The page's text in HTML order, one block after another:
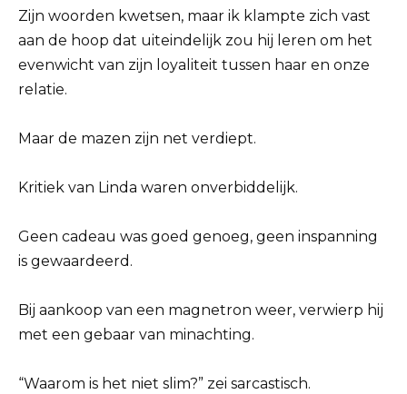
Zijn woorden kwetsen, maar ik klampte zich vast
aan de hoop dat uiteindelijk zou hij leren om het
evenwicht van zijn loyaliteit tussen haar en onze
relatie.
Maar de mazen zijn net verdiept.
Kritiek van Linda waren onverbiddelijk.
Geen cadeau was goed genoeg, geen inspanning
is gewaardeerd.
Bij aankoop van een magnetron weer, verwierp hij
met een gebaar van minachting.
“Waarom is het niet slim?” zei sarcastisch.